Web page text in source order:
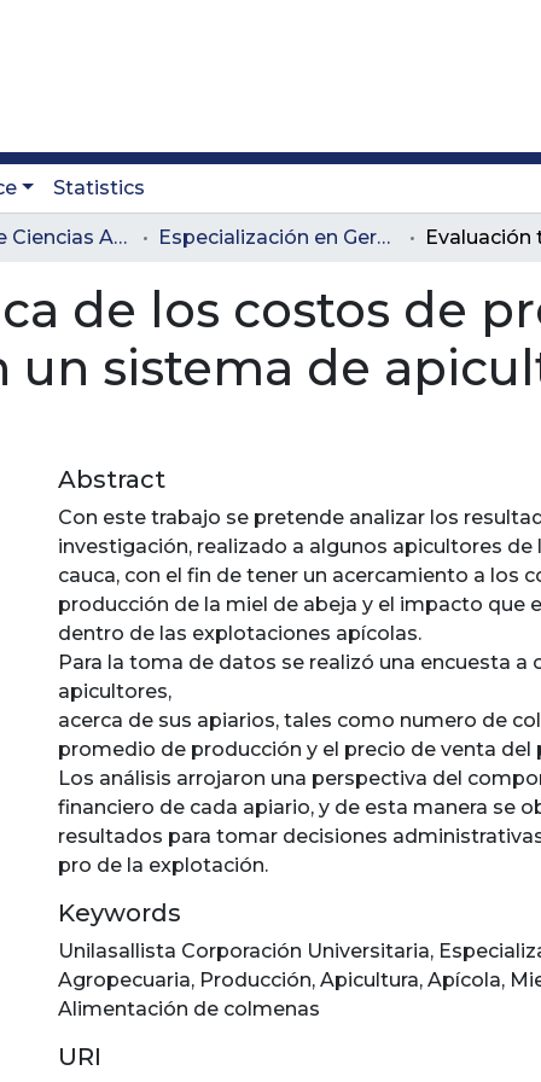
Statistics
Facultad de Ciencias Administrativas y Agropecuarias Especialización en Gerencia Agropecuaria
de los costos de
un sistema de
Abstract
Con este trabajo se pretende analizar los
investigación, realizado a algunos apicultores de
cauca, con el fin de tener un acercamiento a los
producción de la miel de abeja y el impacto que
dentro de las explotaciones apícolas.
Para la toma de datos se realizó una encuesta a
apicultores,
acerca de sus apiarios, tales como numero de
promedio de producción y el precio de venta del
Los análisis arrojaron una perspectiva del
financiero de cada apiario, y de esta manera se
resultados para tomar decisiones
pro de la explotación.
Keywords
Unilasallista Corporación Universitaria,
Agropecuaria, Producción, Apicultura, Apícola,
Alimentación de colmenas
URI